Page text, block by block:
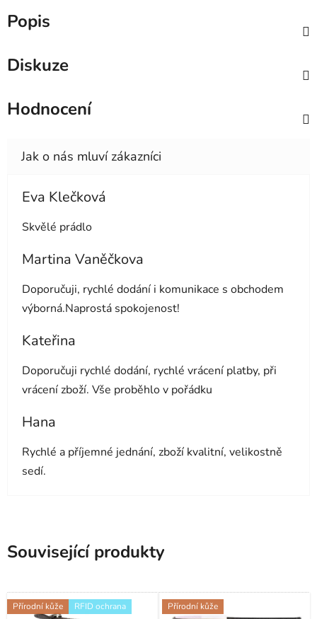
Popis
Diskuze
Hodnocení
Eva Klečková
Skvělé prádlo
Martina Vaněčkova
Doporučuji, rychlé dodání i komunikace s obchodem
výborná.Naprostá spokojenost!
Kateřina
Doporučuji rychlé dodání, rychlé vrácení platby, při
vrácení zboží. Vše proběhlo v pořádku
Hana
Rychlé a příjemné jednání, zboží kvalitní, velikostně
sedí.
Související produkty
Přírodní kůže RFID ochrana Přírodní kůže